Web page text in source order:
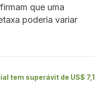
que uma
poderia variar
tem superávit de US$ 7,1